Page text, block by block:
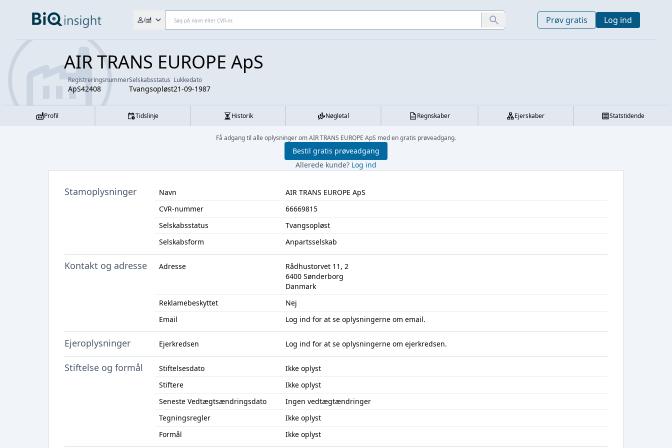
/ Prøv gratis Log ind
AIR TRANS EUROPE ApS
Registreringsnummer
ApS42408
Selskabsstatus
Tvangsopløst
Lukkedato
21-09-1987
Profil Tidslinje Historik Nøgletal Regnskaber Ejerskaber Statstidende
Få adgang til alle oplysninger om AIR TRANS EUROPE ApS med en gratis prøveadgang.
Bestil gratis prøveadgang
Allerede kunde? Log ind
Stamoplysninger Navn
AIR TRANS EUROPE ApS
CVR-nummer
66669815
Selskabsstatus
Tvangsopløst
Selskabsform
Anpartsselskab
Kontakt og adresse Adresse
Rådhustorvet 11, 2
6400 Sønderborg
Danmark
Reklamebeskyttet
Nej
Email
Log ind for at se oplysningerne om email.
Ejeroplysninger Ejerkredsen Log ind for at se oplysningerne om ejerkredsen.
Stiftelse og formål Stiftelsesdato
Ikke oplyst
Stiftere
Ikke oplyst
Seneste Vedtægtsændringsdato
Ingen vedtægtændringer
Tegningsregler
Ikke oplyst
Formål
Ikke oplyst